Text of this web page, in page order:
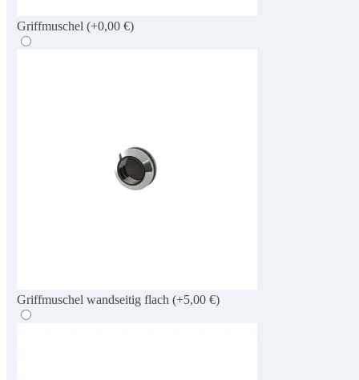
Griffmuschel (+0,00 €)
Griffmuschel wandseitig flach (+5,00 €)